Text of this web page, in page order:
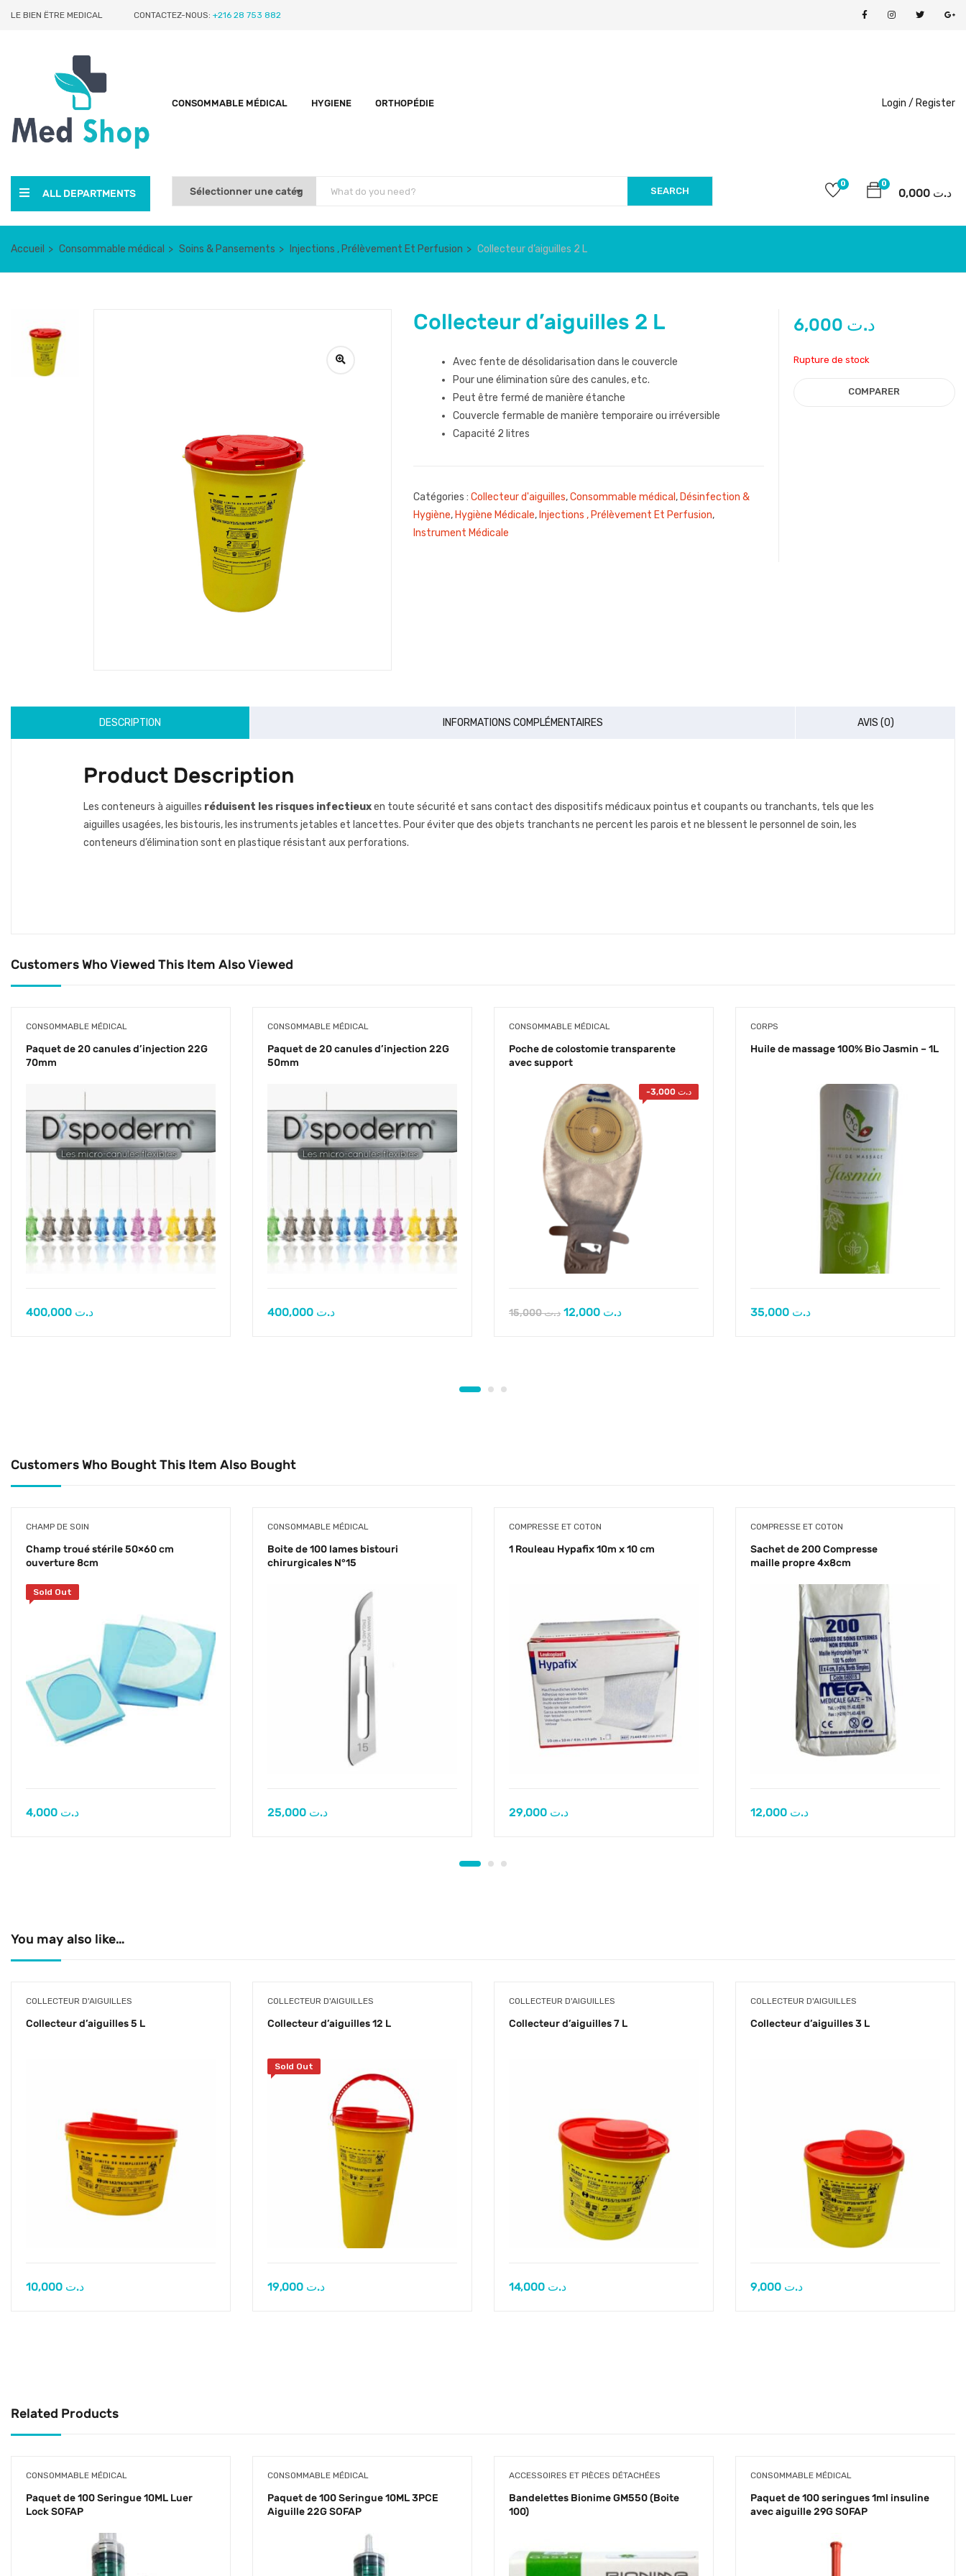
LE BIEN ËTRE MEDICAL CONTACTEZ-NOUS: +216 28 753 882
CONSOMMABLE MÉDICAL HYGIENE ORTHOPÉDIE Login / Register
ALL DEPARTMENTS SEARCH
0
د.ت 0,000
0
Accueil Consommable médical Soins & Pansements Injections , Prélèvement Et Perfusion Collecteur d’aiguilles 2 L
Collecteur d’aiguilles 2 L
Avec fente de désolidarisation dans le couvercle
Pour une élimination sûre des canules, etc.
Peut être fermé de manière étanche
Couvercle fermable de manière temporaire ou irréversible
Capacité 2 litres
Catégories : Collecteur d'aiguilles,Consommable médical , Désinfection &
Hygiène, Hygiène Médicale, Injections , Prélèvement Et Perfusion,
Instrument Médicale
د.ت
Rupture de stock
COMPARER
DESCRIPTION INFORMATIONS COMPLÉMENTAIRES AVIS (0)
Product Description
Les conteneurs à aiguilles réduisent les risques infectieuxen toute sécurité et sans contact des dispositifs médicaux pointus et coupants ou tranchants, tels que les
aiguilles usagées, les bistouris, les instruments jetables et lancettes. Pour éviter que des objets tranchants ne percent les parois et ne blessent le personnel de soin, les
conteneurs d’élimination sont en plastique résistant aux perforations.
Customers Who Viewed This Item Also Viewed
CONSOMMABLE MÉDICAL
Paquet de 20 canules d’injection 22G
70mm
د.ت
CONSOMMABLE MÉDICAL
Paquet de 20 canules d’injection 22G
50mm
د.ت
CONSOMMABLE MÉDICAL
Poche de colostomie transparente
avec support
- د.ت
د.ت15,000 د.ت
CORPS
Huile de massage 100% Bio Jasmin – 1L
د.ت
Customers Who Bought This Item Also Bought
CHAMP DE SOIN
Champ troué stérile 50×60 cm
ouverture 8cm
Sold Out
د.ت
CONSOMMABLE MÉDICAL
Boite de 100 lames bistouri
chirurgicales N°15
د.ت
COMPRESSE ET COTON
1 Rouleau Hypafix 10m x 10 cm
د.ت
COMPRESSE ET COTON
Sachet de 200 Compresse
maille propre 4x8cm
د.ت
You may also like…
COLLECTEUR D'AIGUILLES
Collecteur d’aiguilles 5 L
د.ت
COLLECTEUR D'AIGUILLES
Collecteur d’aiguilles 12 L
Sold Out
د.ت
COLLECTEUR D'AIGUILLES
Collecteur d’aiguilles 7 L
د.ت
COLLECTEUR D'AIGUILLES
Collecteur d’aiguilles 3 L
د.ت
Related Products
CONSOMMABLE MÉDICAL
Paquet de 100 Seringue 10ML Luer
Lock SOFAP
CONSOMMABLE MÉDICAL
Paquet de 100 Seringue 10ML 3PCE
Aiguille 22G SOFAP
ACCESSOIRES ET PIÈCES DÉTACHÉES
Bandelettes Bionime GM550 (Boite
100)
CONSOMMABLE MÉDICAL
Paquet de 100 seringues 1ml insuline
avec aiguille 29G SOFAP